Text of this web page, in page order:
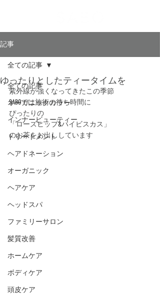
記事
全ての記事
オーガニックカラー
インナービューティー
トリートメント
ヘアドネーション
オーガニック
ヘアケア
ヘッドスパ
ファミリーサロン
髪質改善
ホームケア
ボディケア
頭皮ケア
全ての記事
ゆったりとしたティータイムを
紫外線が強くなってきたこの季節
SABOでは施術の待ち時間に
ぴったりの
「ローズヒップ&ハイビスカス」
のお茶をお出ししています